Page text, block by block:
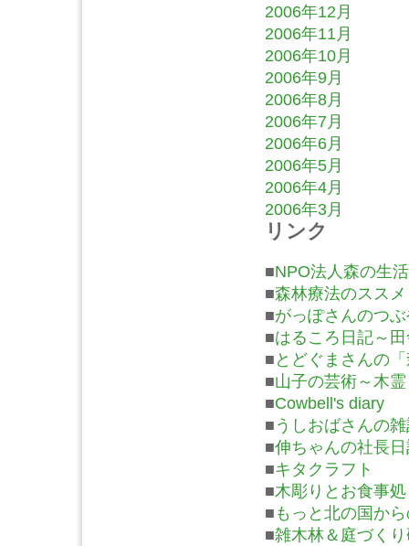
2006年12月
2006年11月
2006年10月
2006年9月
2006年8月
2006年7月
2006年6月
2006年5月
2006年4月
2006年3月
リンク
■NPO法人森の生活
■森林療法のススメ
■がっぽさんのつ
■はるころ日記～
■ とどぐまさんの
■山子の芸術～木
■Cowbell's diary
■ うしおばさんの
■伸ちゃんの社長
■キタクラフト
■木彫りとお食事
■ もっと北の国か
■雑木林＆庭づく